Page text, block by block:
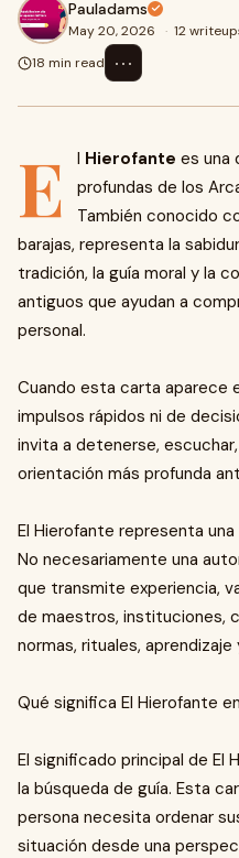
Pauladams
May 20, 2026 · 12
18 min read
⋯
E l Hierofante es una
profundas de los
También conocido
barajas, representa la
tradición, la guía moral y la
antiguos que ayudan a
personal.
Cuando esta carta aparece
impulsos rápidos ni de
invita a detenerse,
orientación más profunda
El Hierofante representa
No necesariamente una
que transmite experiencia,
de maestros, instituciones,
normas, rituales,
Qué significa El Hierofante
El significado principal de El
la búsqueda de guía. Esta
persona necesita ordenar
situación desde una